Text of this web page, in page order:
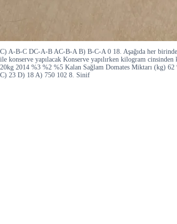
C) A-B-C DC-A-B AC-B-A B) B-C-A 0 18. Aşağıda her birinde
ile konserve yapılacak Konserve yapılırken kilogram
20kg 2014 %3 %2 %5 Kalan Sağlam Domates Miktarı (kg) 62
C) 23 D) 18 A) 750 102 8. Sinif